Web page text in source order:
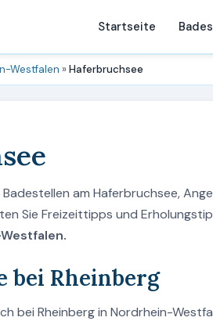
Startseite
Westfalen »Haferbruchsee
Badestellen am Haferbruchsee,
Sie Freizeittipps und
bei Rheinberg
bei Rheinberg in Nordrhein-